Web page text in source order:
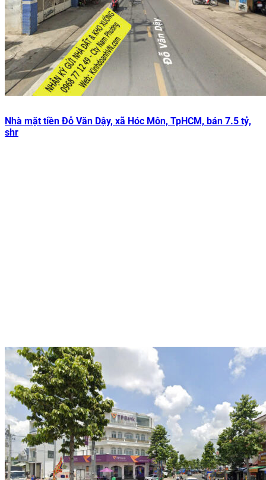
Nhà mặt tiền Đỗ Văn Dậy, xã Hóc Môn, TpHCM, bán 7.5 tỷ,
shr